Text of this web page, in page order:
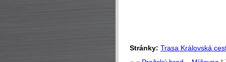
Stránky: Trasa Královská